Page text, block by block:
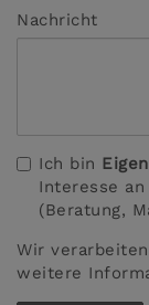
Nachricht
Ich bin
Interesse
(Beratung,
Wir
weitere